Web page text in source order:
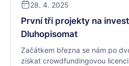
28. 4. 2025
První tři projekty na
Dluhopisomat
Začátkem března se nám po
získat crowdfundingovou